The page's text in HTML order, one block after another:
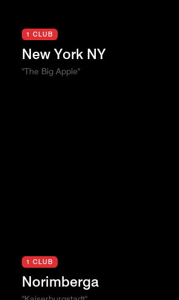
1 CLUB
New York NY
"The Big Apple"
1 CLUB
Norimberga